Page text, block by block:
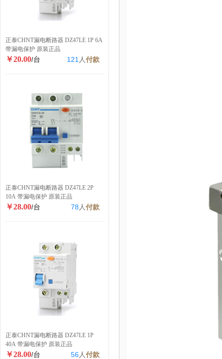
正泰CHNT漏电断路器 DZ47LE 1P 6A
带漏电保护 原装正品
￥20.00/台 121 人付款
正泰CHNT漏电断路器 DZ47LE 2P
10A 带漏电保护 原装正品
￥28.00/台 78 人付款
正泰CHNT漏电断路器 DZ47LE 1P
40A 带漏电保护 原装正品
￥28.00/台 56人付款